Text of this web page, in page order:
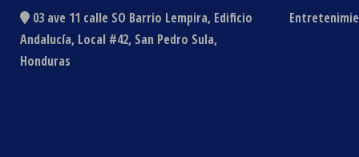
03 ave 11 calle SO Barrio Lempira, Edificio
Andalucía, Local #42, San Pedro Sula,
Honduras